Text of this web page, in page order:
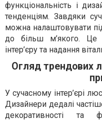
функціональність і
тенденціям. Завдяки
можна налаштовувати
до більш м’якого. Це
інтер’єру та надання
Огляд трендових
У сучасному інтер’єрі
Дизайнери дедалі
декоративності та